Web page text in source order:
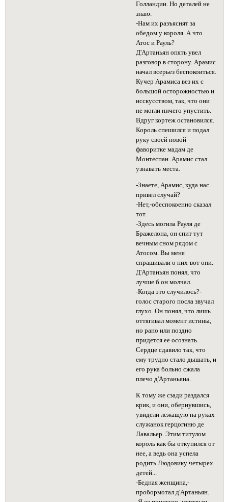
Голландии. Но деталей не
знаю.
-Нам их разъяснят за
обедом у короля. А что
Атос и Рауль?
Д'Артаньян опять увел
разговор в сторону. Арамис
начал всерьез беспокоиться.
Кучер Арамиса вез их с
большой осторожностью и
исскусством, так, что они
не могли ничего упустить.
Вдруг кортеж остановился.
Король спешился и подал
руку своей новой
фаворитке мадам де
Монтеспан. Арамис стал
узнавать места.
-Знаете, Арамис, куда нас
привел случай?
-Нет,-обеспокоенно сказал
тот.
-Здесь могила Рауля де
Бражелона, он спит тут
вечным сном рядом с
Атосом. Вы меня
спрашивали о них-вот они.
Д'Артаньян понял, что
лучше б он молчал.
-Когда это случилось?-
голос старого посла звучал
глухо. Он понял, что лишь
оттягивал момент истины,
но рано или поздно
придется ее осознать.
Сердце сдавило так, что
ему трудно стало дышать, и
его рука больно сжала
плечо д'Артаньяна.
К тому же сзади раздался
крик, и они, обернувшись,
увидели лежащую на руках
служанок герцогиню де
Лавальер. Этим титулом
король как бы откупился от
нее, а ведь она успела
родить Людовику четырех
детей...
-Бедная женщина,-
пробормотал д'Артаньян.